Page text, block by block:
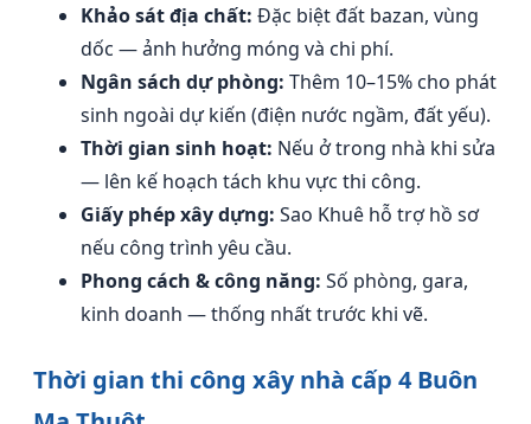
Khảo sát địa chất: Đặc biệt đất bazan, vùng
dốc — ảnh hưởng móng và chi phí.
Ngân sách dự phòng: Thêm 10–15% cho phát
sinh ngoài dự kiến (điện nước ngầm, đất yếu).
Thời gian sinh hoạt: Nếu ở trong nhà khi sửa
— lên kế hoạch tách khu vực thi công.
Giấy phép xây dựng: Sao Khuê hỗ trợ hồ sơ
nếu công trình yêu cầu.
Phong cách & công năng: Số phòng, gara,
kinh doanh — thống nhất trước khi vẽ.
Thời gian thi công xây nhà cấp 4 Buôn